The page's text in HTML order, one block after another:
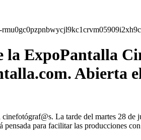
ExpoPantalla
Abierta
La tarde del martes 28
para facilitar las producciones